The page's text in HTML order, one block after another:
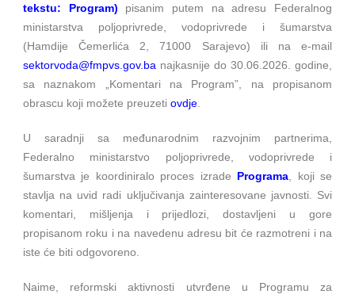
tekstu: Program) pisanim putem na adresu Federalnog
ministarstva poljoprivrede, vodoprivrede i šumarstva
(Hamdije Čemerlića 2, 71000 Sarajevo) ili na e-mail
sektorvoda@fmpvs.gov.ba najkasnije do 30.06.2026. godine,
sa naznakom „Komentari na Program”, na propisanom
obrascu koji možete preuzeti ovdje
U saradnji sa međunarodnim razvojnim partnerima,
Federalno ministarstvo poljoprivrede, vodoprivrede i
šumarstva je koordiniralo proces izrade Programa , koji se
stavlja na uvid radi uključivanja zainteresovane javnosti. Svi
komentari, mišljenja i prijedlozi, dostavljeni u gore
propisanom roku i na navedenu adresu bit će razmotreni i na
iste će biti odgovoreno.
Naime, reformski aktivnosti utvrđene u Programu za